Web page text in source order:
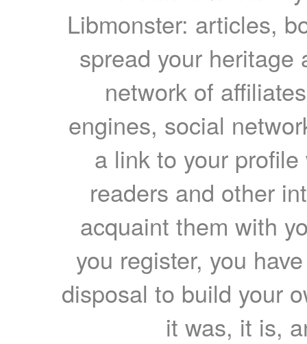
Libmonster: articles,
spread your heritage
network of
engines, social
a link to your
readers and other
acquaint them with
you register, you
disposal to build your
it was, it is,